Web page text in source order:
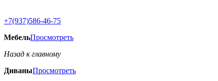
+7(937)586-46-75
МебельПросмотреть
Назад к главному
ДиваныПросмотреть